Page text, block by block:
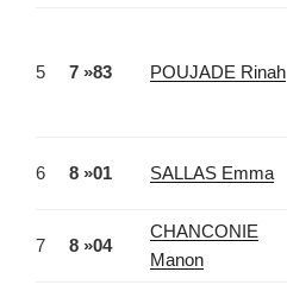
5 7 »83 POUJADE Rinah
6 8 »01 SALLAS Emma
7 8 »04
CHANCONIE
Manon